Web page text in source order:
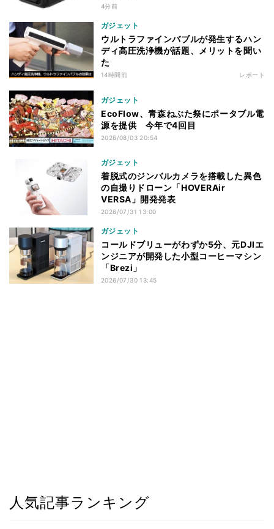
4分前
ガジェット
ウルトラファインバブルが発生するハン
ディ高圧洗浄機が話題、メリットを聞い
た
14時間前 レポート
ガジェット
EcoFlow、青森ねぶた祭にポータブル電
源を提供 今年で4回目
2026/08/03 20:54
ガジェット
着脱式のジンバルカメラを搭載した異色
の自撮りドローン「HOVERAir
VERSA」開発発表
2026/07/31 13:00
ガジェット
コールドブリューがわずか5分、元DJIエ
ンジニアが開発した小型コーヒーマシン
「Brezi」
2026/07/30 13:45
人気記事ランキング